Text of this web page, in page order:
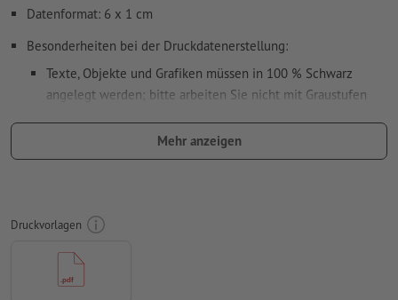
Datenformat: 6 x 1 cm
Besonderheiten bei der Druckdatenerstellung:
Texte, Objekte und Grafiken müssen in 100 % Schwarz
angelegt werden; bitte arbeiten Sie nicht mit Graustufen
verwenden Sie keine Effekte wie Schatten, Verläufe, Raster,
Unser Tipp:
Verdana oder Helvetica für einen optimalen Abdruck
Abstand Motiv zum Endformat: mindestens 1 mm
Mehr anzeigen
Druckvorlagen